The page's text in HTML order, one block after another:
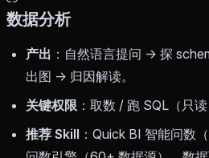
数据分析
产出 ：自然语言提问 → 探
出图 → 归因解读。
关键权限 ：取数 / 跑 SQL（只读
推荐 Skill ：Quick BI 智能问数